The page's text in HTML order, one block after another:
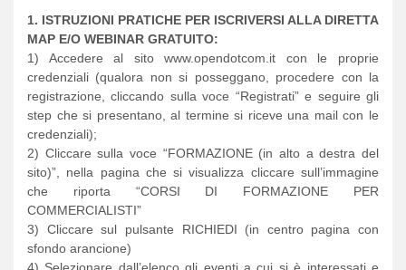
1. ISTRUZIONI PRATICHE PER ISCRIVERSI ALLA DIRETTA
MAP E/O WEBINAR GRATUITO:
1) Accedere al sito www.opendotcom.it con le proprie
credenziali (qualora non si posseggano, procedere con la
registrazione, cliccando sulla voce “Registrati” e seguire gli
step che si presentano, al termine si riceve una mail con le
credenziali);
2) Cliccare sulla voce “FORMAZIONE (in alto a destra del
sito)”, nella pagina che si visualizza cliccare sull’immagine
che riporta “CORSI DI FORMAZIONE PER
COMMERCIALISTI”
3) Cliccare sul pulsante RICHIEDI (in centro pagina con
sfondo arancione)